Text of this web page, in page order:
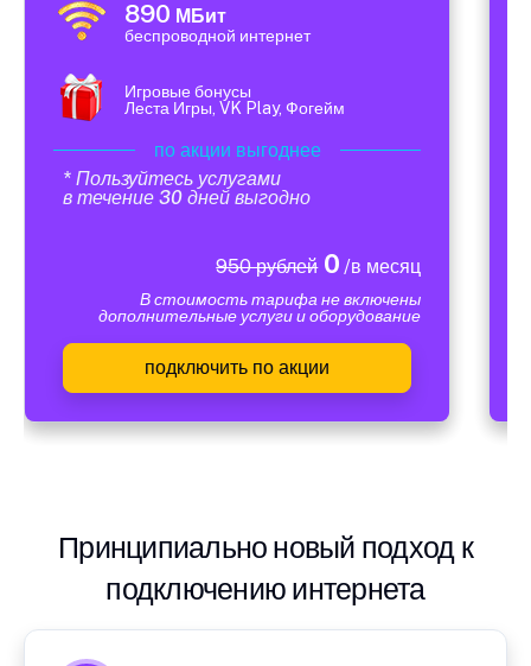
890 МБит
беспроводной интернет
Игровые бонусы
Леста Игры, VK Play, Фогейм
по акции выгоднее
* Пользуйтесь услугами
в течение 30 дней выгодно
950 рублей0 /в месяц
В стоимость тарифа не включены
дополнительные услуги и оборудование
подключить по акции
Принципиально новый подход к
подключению интернета